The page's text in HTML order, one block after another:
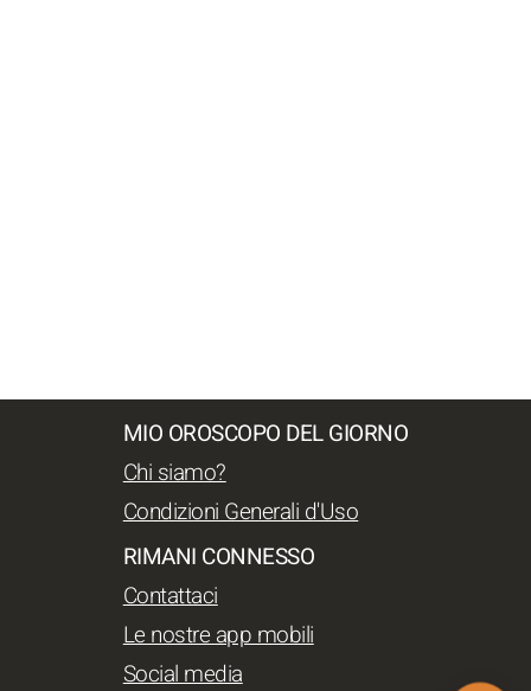
MIO OROSCOPO DEL GIORNO
Chi siamo?
Condizioni Generali d'Uso
RIMANI CONNESSO
Contattaci
Le nostre app mobili
Social media